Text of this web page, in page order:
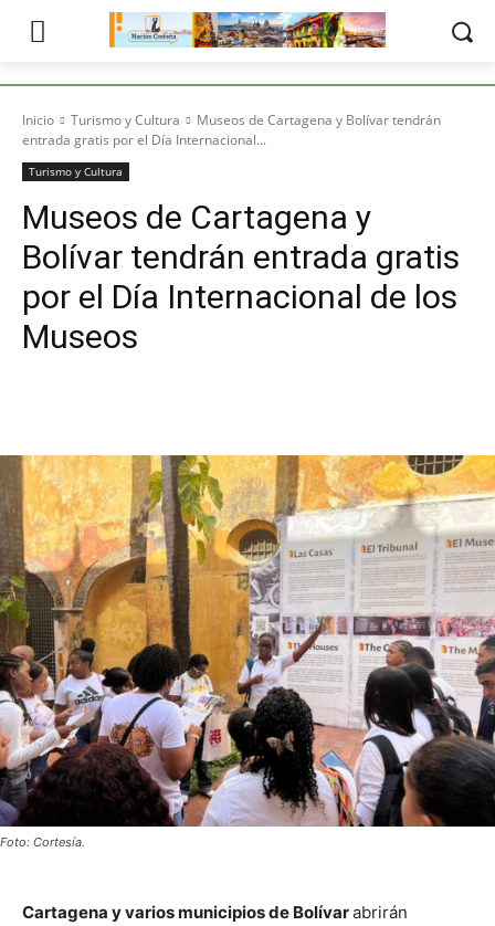
Inicio Turismo y Cultura
Museos de Cartagena y Bolívar tendrán
entrada gratis por el Día Internacional...
Turismo y Cultura
Museos de Cartagena y
Bolívar tendrán entrada gratis
por el Día Internacional de los
Museos
Foto: Cortesía.
Cartagena y varios municipios de Bolívarabrirán